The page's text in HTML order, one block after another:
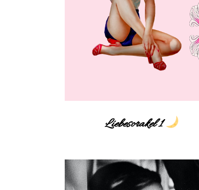
Liebesorakel 1